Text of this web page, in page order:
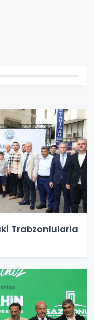
Trabzonlularla